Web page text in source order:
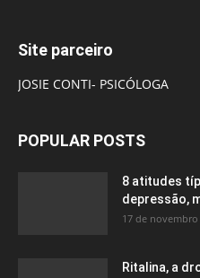
Site parceiro
JOSIE CONTI- PSICÓLOGA
POPULAR POSTS
8 atitudes
depressão,
17 de novembro
Ritalina, a